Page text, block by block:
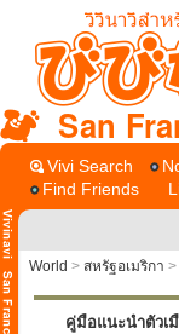
San
Vivi Search
Find Friends
World > สหรัฐอเมริกา >
คู่มือแนะนำตัวเ